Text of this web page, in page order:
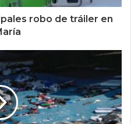
robo de tráiler en